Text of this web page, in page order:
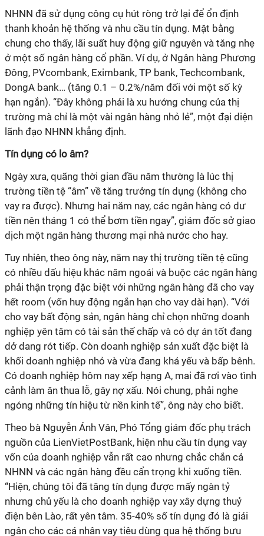
NHNN đã sử dụng công cụ hút ròng trở lại để ổn định
thanh khoản hệ thống và nhu cầu tín dụng. Mặt bằng
chung cho thấy, lãi suất huy động giữ nguyên và tăng nhẹ
ở một số ngân hàng cổ phần. Ví dụ, ở Ngân hàng Phương
Đông, PVcombank, Eximbank, TP bank, Techcombank,
DongA bank… (tăng 0.1 – 0.2%/năm đối với một số kỳ
hạn ngắn). “Đây không phải là xu hướng chung của thị
trường mà chỉ là một vài ngân hàng nhỏ lẻ”, một đại diện
lãnh đạo NHNN khẳng định.
Tín dụng có lo âm?
Ngày xưa, quãng thời gian đầu năm thường là lúc thị
trường tiền tệ “âm” về tăng trưởng tín dụng (không cho
vay ra được). Nhưng hai năm nay, các ngân hàng có dư
tiền nên tháng 1 có thể bơm tiền ngay”, giám đốc sở giao
dịch một ngân hàng thương mại nhà nước cho hay.
Tuy nhiên, theo ông này, năm nay thị trường tiền tệ cũng
có nhiều dấu hiệu khác năm ngoái và buộc các ngân hàng
phải thận trọng đặc biệt với những ngân hàng đã cho vay
hết room (vốn huy động ngắn hạn cho vay dài hạn). “Với
cho vay bất động sản, ngân hàng chỉ chọn những doanh
nghiệp yên tâm có tài sản thế chấp và có dự án tốt đang
dở dang rót tiếp. Còn doanh nghiệp sản xuất đặc biệt là
khối doanh nghiệp nhỏ và vừa đang khá yếu và bấp bênh.
Có doanh nghiệp hôm nay xếp hạng A, mai đã rơi vào tình
cảnh làm ăn thua lỗ, gây nợ xấu. Nói chung, phải nghe
ngóng những tín hiệu từ nền kinh tế”, ông này cho biết.
Theo bà Nguyễn Ánh Vân, Phó Tổng giám đốc phụ trách
nguồn của LienVietPostBank, hiện nhu cầu tín dụng vay
vốn của doanh nghiệp vẫn rất cao nhưng chắc chắn cả
NHNN và các ngân hàng đều cẩn trọng khi xuống tiền.
“Hiện, chúng tôi đã tăng tín dụng được mấy ngàn tỷ
nhưng chủ yếu là cho doanh nghiệp vay xây dựng thuỷ
điện bên Lào, rất yên tâm. 35-40% số tín dụng đó là giải
ngân cho các cá nhân vay tiêu dùng qua hệ thống bưu